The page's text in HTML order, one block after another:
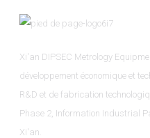
Xi'an DIPSEC Metrology
développement économique et
R&D et de fabrication
Phase 2, Information Industrial
Xi'an.